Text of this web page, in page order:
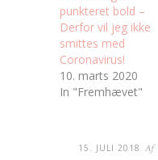
punkteret bold –
Derfor vil jeg ikke
smittes med
Coronavirus!
10. marts 2020
In "Fremhævet"
15. JULI 2018 Af